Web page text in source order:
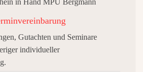
Gutachten und Seminare
individueller